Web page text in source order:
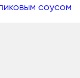
соусом